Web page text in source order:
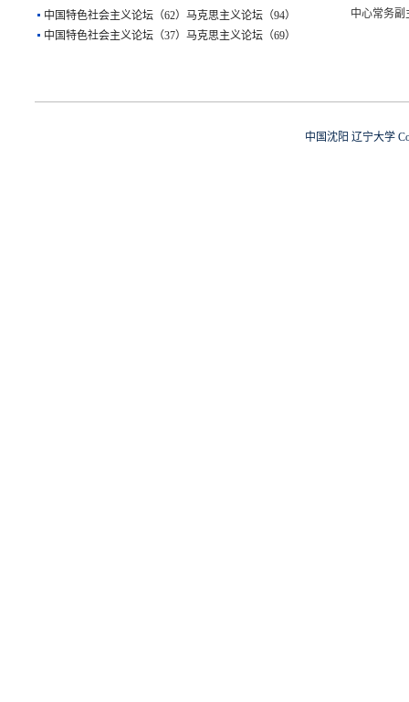
中国特色社会主义论坛（62）马克思主义论坛（94）
中国特色社会主义论坛（37）马克思主义论坛（69）
中心常务副
中国沈阳 辽宁大学